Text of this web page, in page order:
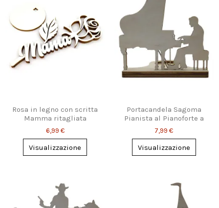
Rosa in legno con scritta
Mamma ritagliata
6,99 €
Visualizzazione
Portacandela Sagoma
Pianista al Pianoforte a
Coda
7,99 €
Visualizzazione